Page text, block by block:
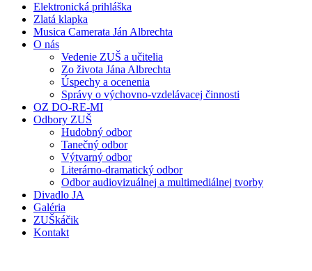
Elektronická prihláška
Zlatá klapka
Musica Camerata Ján Albrechta
O nás
Vedenie ZUŠ a učitelia
Zo života Jána Albrechta
Úspechy a ocenenia
Správy o výchovno-vzdelávacej činnosti
OZ DO-RE-MI
Odbory ZUŠ
Hudobný odbor
Tanečný odbor
Výtvarný odbor
Literárno-dramatický odbor
Odbor audiovizuálnej a multimediálnej tvorby
Divadlo JA
Galéria
ZUŠkáčik
Kontakt